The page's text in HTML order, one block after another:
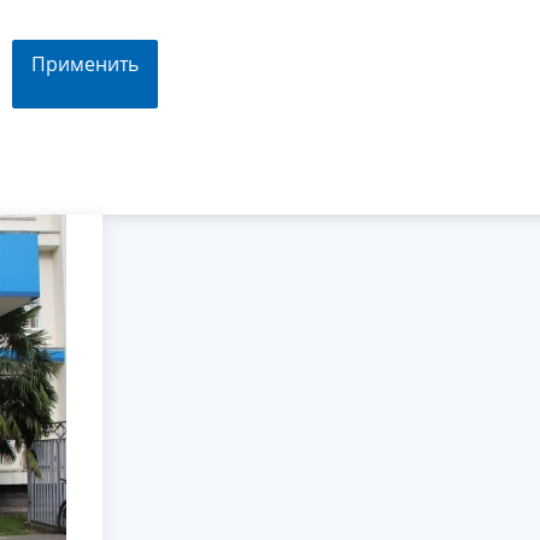
Применить